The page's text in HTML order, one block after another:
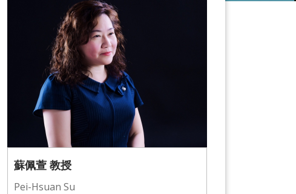
蘇佩萱 教授
Pei-Hsuan Su